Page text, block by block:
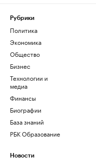
Рубрики
Политика
Экономика
Общество
Бизнес
Технологии и
медиа
Финансы
Биографии
База знаний
РБК Образование
Новости